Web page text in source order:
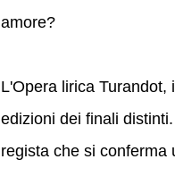
amore?
L'Opera lirica
edizioni dei finali
regista che si conferma